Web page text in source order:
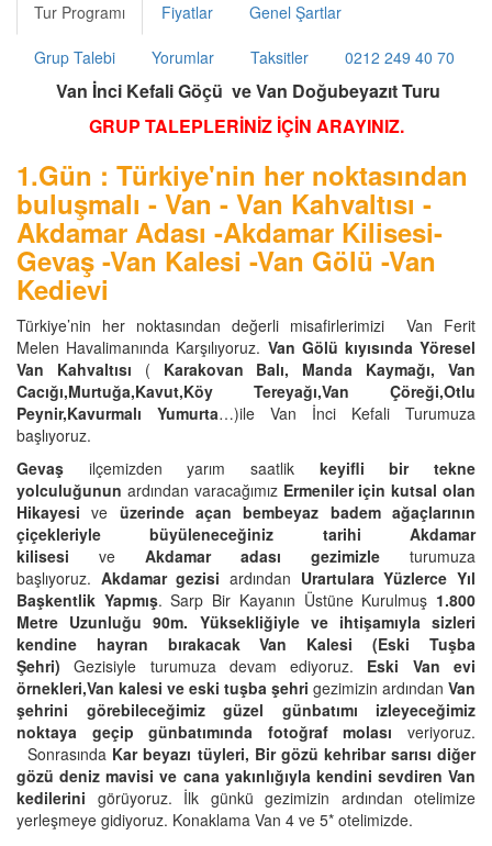
Tur Programı Fiyatlar Genel Şartlar
Grup Talebi Yorumlar Taksitler 0212 249 40 70
Van İnci Kefali Göçü ve Van Doğubeyazıt Turu
GRUP TALEPLERİNİZ İÇİN ARAYINIZ.
1.Gün : Türkiye'nin her noktasından
buluşmalı - Van - Van Kahvaltısı -
Akdamar Adası -Akdamar Kilisesi-
Gevaş -Van Kalesi -Van Gölü -Van
Kedievi
Türkiye’nin her noktasından değerli misafirlerimizi Van Ferit
Melen Havalimanında Karşılıyoruz. Van Gölü kıyısında Yöresel
Van Kahvaltısı ( Karakovan Balı, Manda Kaymağı, Van
Cacığı,Murtuğa,Kavut,Köy Tereyağı,Van Çöreği,Otlu
Peynir,Kavurmalı Yumurta…)ile Van İnci Kefali Turumuza
başlıyoruz.
Gevaş ilçemizden yarım saatlik keyifli bir tekne
yolculuğunun ardından varacağımız Ermeniler için kutsal olan
Hikayesi ve üzerinde açan bembeyaz badem ağaçlarının
çiçekleriyle büyüleneceğiniz tarihi Akdamar
kilisesi ve Akdamar adası gezimizle turumuza
başlıyoruz. Akdamar gezisi ardından Urartulara Yüzlerce Yıl
Başkentlik Yapmış. Sarp Bir Kayanın Üstüne Kurulmuş 1.800
Metre Uzunluğu 90m. Yüksekliğiyle ve ihtişamıyla sizleri
kendine hayran bırakacak Van Kalesi (Eski Tuşba
Şehri) Gezisiyle turumuza devam ediyoruz. Eski Van evi
örnekleri,Van kalesi ve eski tuşba şehri gezimizin ardından Van
şehrini görebileceğimiz güzel günbatımı izleyeceğimiz
noktaya geçip günbatımında fotoğraf molası veriyoruz.
Sonrasında Kar beyazı tüyleri, Bir gözü kehribar sarısı diğer
gözü deniz mavisi ve cana yakınlığıyla kendini sevdiren Van
kedilerini görüyoruz. İlk günkü gezimizin ardından otelimize
yerleşmeye gidiyoruz. Konaklama Van 4 ve 5* otelimizde.